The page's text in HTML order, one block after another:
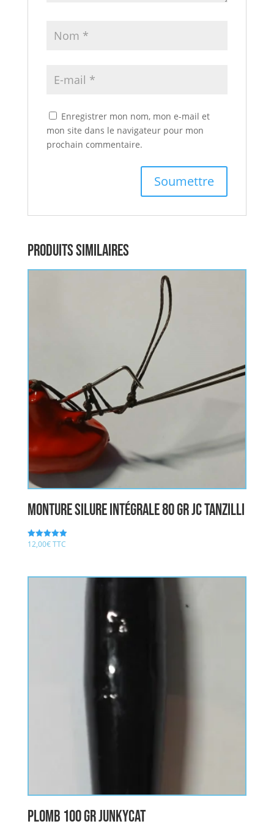
Enregistrer mon nom, mon e-mail et
mon site dans le navigateur pour mon
prochain commentaire.
Produits similaires
Monture Silure Intégrale 80 gr JC TANZILLI
Note
12,00€TTC
plomb 100 gr junkycat